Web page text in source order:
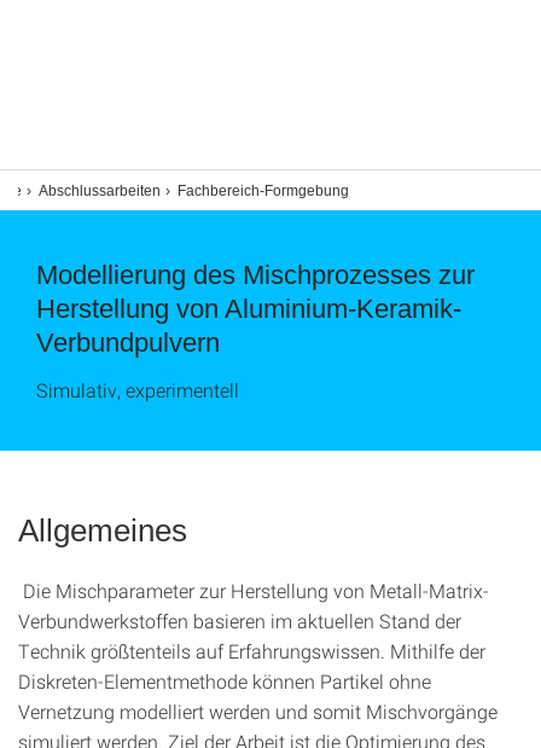
Abschlussarbeiten Fachbereich-Formgebung
Modellierung des Mischprozesses zur
Herstellung von Aluminium-Keramik-
Verbundpulvern
Simulativ, experimentell
Allgemeines
Die Mischparameter zur Herstellung von Metall-Matrix-
Verbundwerkstoffen basieren im aktuellen Stand der
Technik größtenteils auf Erfahrungswissen. Mithilfe der
Diskreten-Elementmethode können Partikel ohne
Vernetzung modelliert werden und somit Mischvorgänge
simuliert werden. Ziel der Arbeit ist die Optimierung des